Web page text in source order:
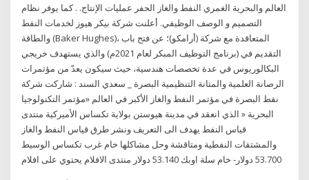
العالم والبحرية الغمري النفط والغاز الحفر عمليات الإنتاج. . كما يوفر نظام
التصميم و الوصف الوظيفي. أعلنت شركة بيكر هيوز لخدمات النفط
والطاقة (Baker Hughes)، المتعاقدة مع شركة (أرامكو)؛ عن فتح باب
التقديم في (برنامج التوظيف المبكر لعام 2021م) والذي يستهدف خريجي
البكالوريوس في عدة تخصصات هندسية، حيث سيكون يعدّ من مؤتمرات
الرصانة العلمية والمتانة التنظيمية البصرة _ سعدي السند : شاركت شركة
نفط البصرة في مؤتمر النفط والغاز الأكبر في العالم «مؤتمر التكنولوجيا
البحرية « الذي انعقد في مدينة هيوستن بولاية تكساس الأميركية منتدى
قياس النفط يهدف الى التعريف ونشر طرق قياس النفط والغاز
والمشتقات النفطية ومتاقشة وحل مشاكلها خام غرب تكساس الوسيط
53.700 دولار- خام سلة اوبك 53.140 دولار منتدى الافلام يحتوي على افلام